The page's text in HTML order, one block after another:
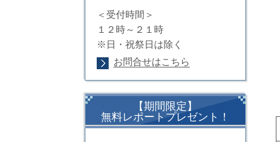
＜受付時間＞
１２時～２１時
※日・祝祭日は除く
お問合せはこちら
【期間限定】
無料レポートプレゼント！